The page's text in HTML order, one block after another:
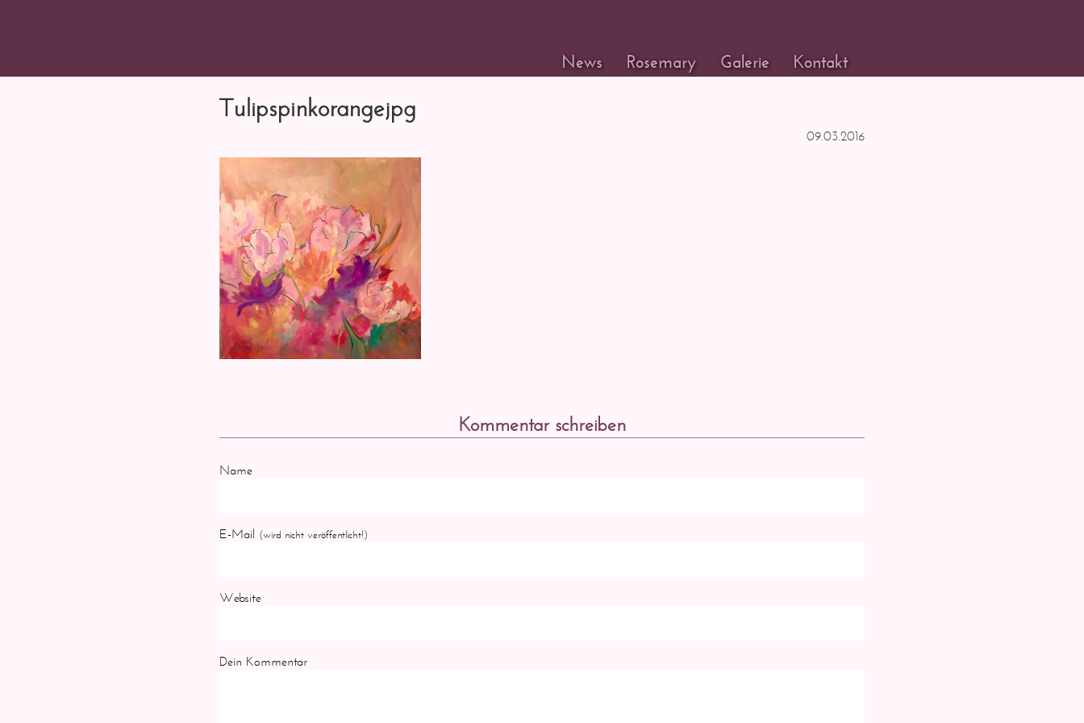
Kontakt
Galerie
Rosemary
News
Tulipspinkorangejpg
09.03.2016
Kommentar schreiben
Name
E-Mail (wird nicht veröffentlicht!)
Website
Dein Kommentar